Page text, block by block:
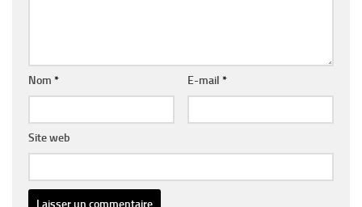
Nom * E-mail *
Site web